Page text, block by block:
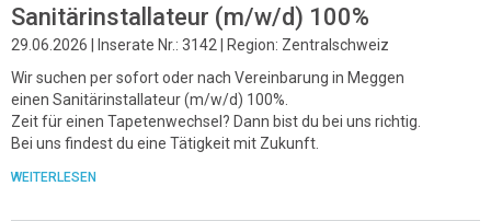
Sanitärinstallateur (m/w/d) 100%
29.06.2026 | Inserate Nr.: 3142 | Region: Zentralschweiz
Wir suchen per sofort oder nach Vereinbarung in Meggen
einen Sanitärinstallateur (m/w/d) 100%.
Zeit für einen Tapetenwechsel? Dann bist du bei uns richtig.
Bei uns findest du eine Tätigkeit mit Zukunft.
WEITERLESEN